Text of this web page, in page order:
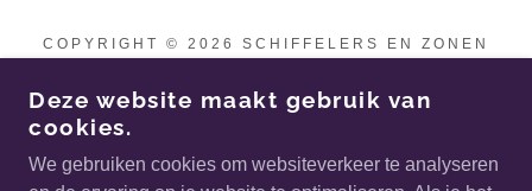
COPYRIGHT © 2026 SCHIFFELERS EN ZONEN
Startpagina
Contact
Deze website maakt gebruik van
cookies.
We gebruiken cookies om websiteverkeer te analyseren